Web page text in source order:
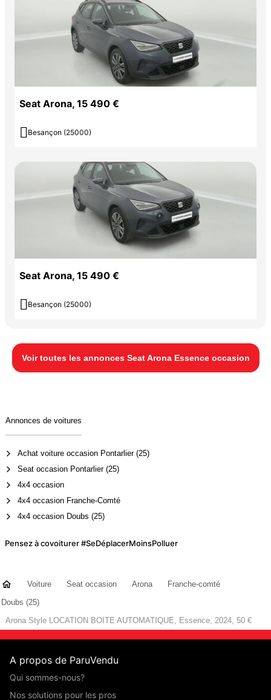
Seat Arona, 15 490 €
 Besançon (25000)
Seat Arona, 15 490 €
 Besançon (25000)
Voir toutes les annonces Seat Arona Essence occasion
Annonces de voitures
Achat voiture occasion Pontarlier (25)
Seat occasion Pontarlier (25)
4x4 occasion
4x4 occasion Franche-Comté
4x4 occasion Doubs (25)
Pensez à covoiturer #SeDéplacerMoinsPolluer
Voiture Seat occasion Arona
Franche-comté
Doubs (25)
Arona Style LOCATION BOITE AUTOMATIQUE, Essence, 2024, 50 €
A propos de ParuVendu
Qui sommes-nous?
Nos solutions pour les pros